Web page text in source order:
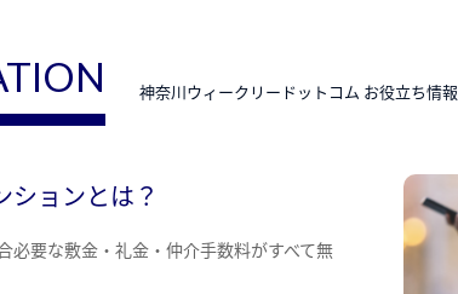
神奈川ウィークリードットコム お役立ち情報
ションとは？
必要な敷金・礼金・仲介手数料がすべて無